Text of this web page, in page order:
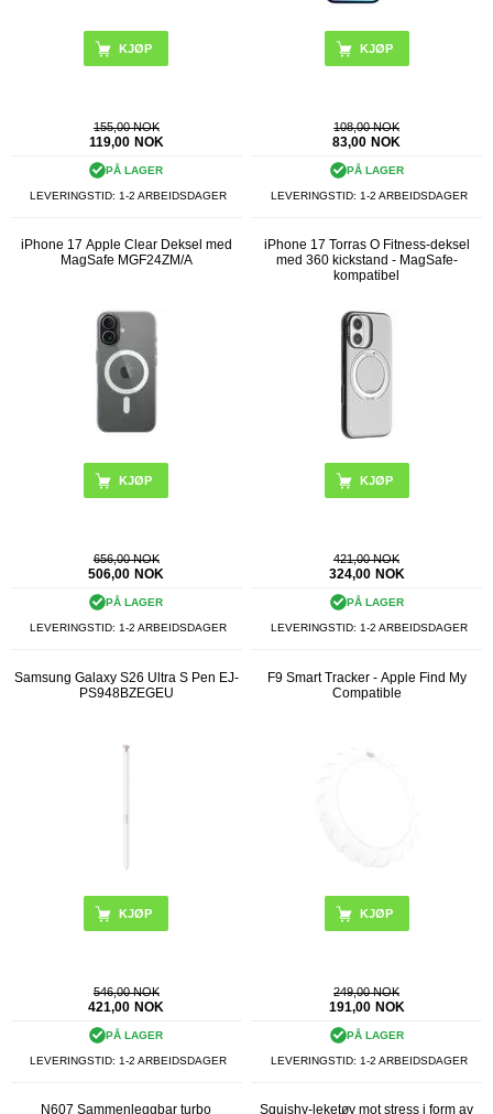
155,00 NOK
119,00 NOK
PÅ LAGER
LEVERINGSTID: 1-2 ARBEIDSDAGER
108,00 NOK
83,00 NOK
PÅ LAGER
LEVERINGSTID: 1-2 ARBEIDSDAGER
iPhone 17 Apple Clear Deksel med
MagSafe MGF24ZM/A
656,00 NOK
506,00 NOK
PÅ LAGER
LEVERINGSTID: 1-2 ARBEIDSDAGER
iPhone 17 Torras O Fitness-deksel
med 360 kickstand - MagSafe-
kompatibel
KJØP
421,00 NOK
324,00 NOK
PÅ LAGER
LEVERINGSTID: 1-2 ARBEIDSDAGER
Samsung Galaxy S26 Ultra S Pen EJ-
PS948BZEGEU
KJØP
546,00 NOK
421,00 NOK
PÅ LAGER
LEVERINGSTID: 1-2 ARBEIDSDAGER
F9 Smart Tracker - Apple Find My
Compatible
KJØP
249,00 NOK
191,00 NOK
PÅ LAGER
LEVERINGSTID: 1-2 ARBEIDSDAGER
N607 Sammenleggbar turbo Squishy-leketøy mot stress i form av